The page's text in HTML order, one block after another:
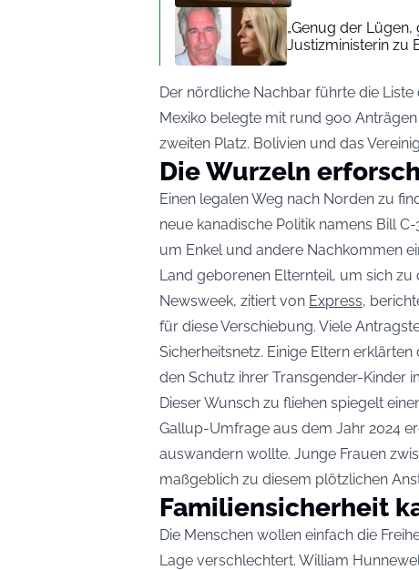
„Genug der
Justizministerin zu
Der nördliche Nachbar führte die
Mexiko belegte mit rund 900
zweiten Platz. Bolivien und das
Die Wurzeln
Einen legalen Weg nach Norden zu
neue kanadische Politik namens Bill
um Enkel und andere Nachkommen
Land geborenen Elternteil, um sich zu
Newsweek, zitiert von Express,
für diese Verschiebung. Viele
Sicherheitsnetz. Einige Eltern
den Schutz ihrer Transgender-Kinder
Dieser Wunsch zu fliehen spiegelt
Gallup-Umfrage aus dem Jahr 2024
auswandern wollte. Junge Frauen
maßgeblich zu diesem plötzlichen
Familiensicherheit
Die Menschen wollen einfach die
Lage verschlechtert. William